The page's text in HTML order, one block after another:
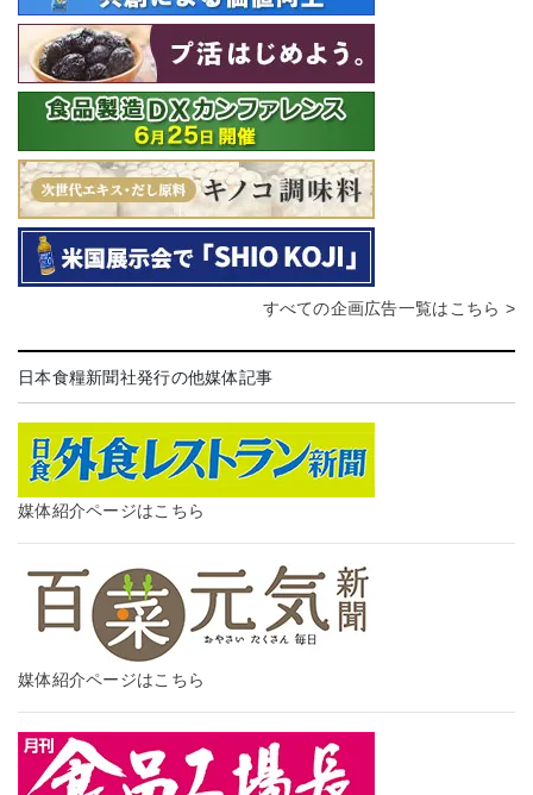
すべての企画広告一覧はこちら >
日本食糧新聞社発行の他媒体記事
媒体紹介ページはこちら
媒体紹介ページはこちら